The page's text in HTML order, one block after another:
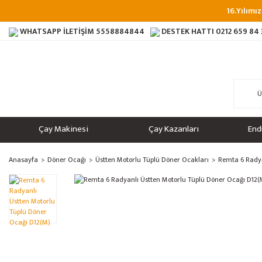
WHATSAPP İLETİŞİM 5558884844 DESTEK HATTI 0212 659 84
Çay Makinesi Çay Kazanları
Anasayfa Döner Ocağı Üstten Motorlu Tüplü Döner Ocakları Remta 6